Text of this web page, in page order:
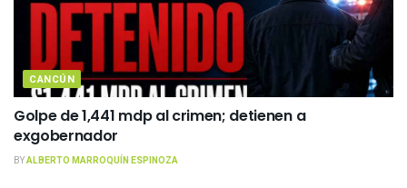
CANCÚN
Golpe de 1,441 mdp al crimen; detienen a
exgobernador
BYALBERTO MARROQUÍN ESPINOZA